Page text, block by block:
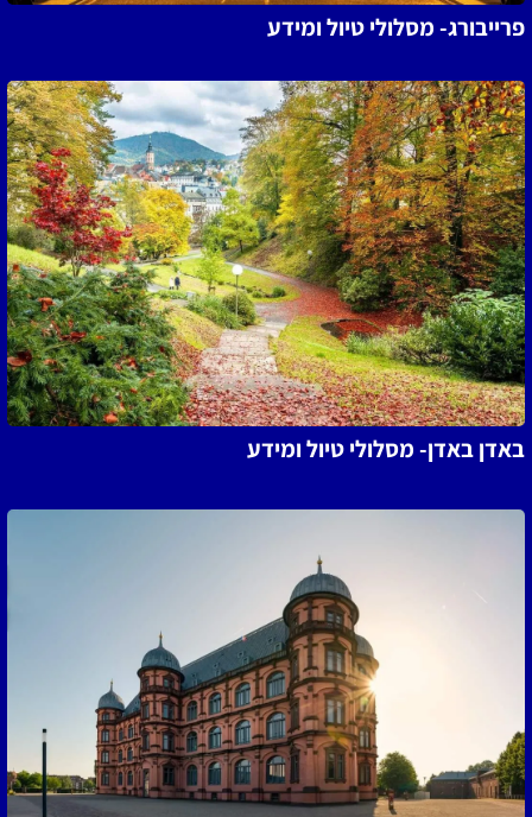
פרייבורג- מסלולי טיול ומידע
באדן באדן- מסלולי טיול ומידע